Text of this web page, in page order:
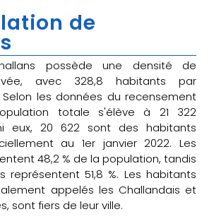
de
possède une densité de
avec 328,8 habitants par
les données du recensement
totale s'élève à 21 322
eux, 20 622 sont des habitants
au 1er janvier 2022. Les
48,2 % de la population, tandis
représentent 51,8 %. Les habitants
appelés les Challandais et
sont fiers de leur ville.